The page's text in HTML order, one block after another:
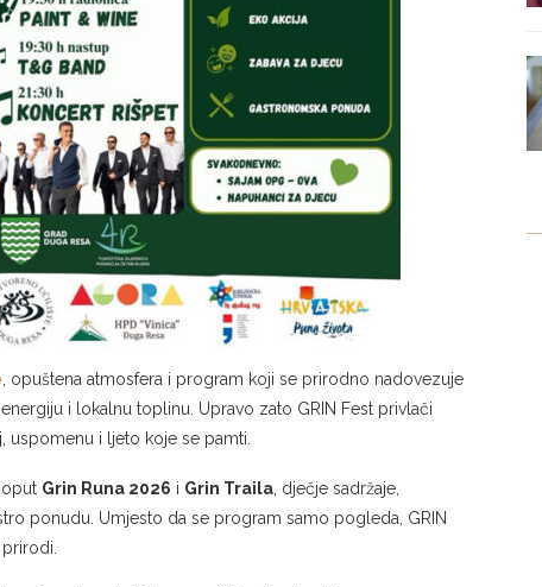
, opuštena atmosfera i program koji se prirodno nadovezuje
i lokalnu toplinu. Upravo zato GRIN Fest privlači
uspomenu i ljeto koje se pamti.
Grin Runa 2026 i Grin Traila , dječje sadržaje,
ponudu. Umjesto da se program samo pogleda, GRIN